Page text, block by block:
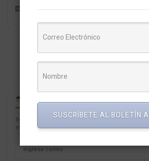
Suscríbete con tu correo a nuestro newsletter
más resaltantes para tu negocio.
SUSCRÍBETE AL BOLETÍN